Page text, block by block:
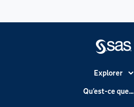
Explorer
Accessibilité
Qu'est-ce que...